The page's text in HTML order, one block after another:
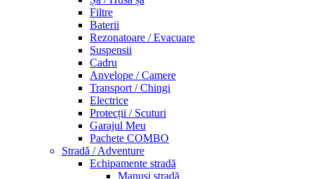
Filtre
Baterii
Rezonatoare / Evacuare
Suspensii
Cadru
Anvelope / Camere
Transport / Chingi
Electrice
Protecții / Scuturi
Garajul Meu
Pachete COMBO
Stradă / Adventure
Echipamente stradă
Manuși stradă